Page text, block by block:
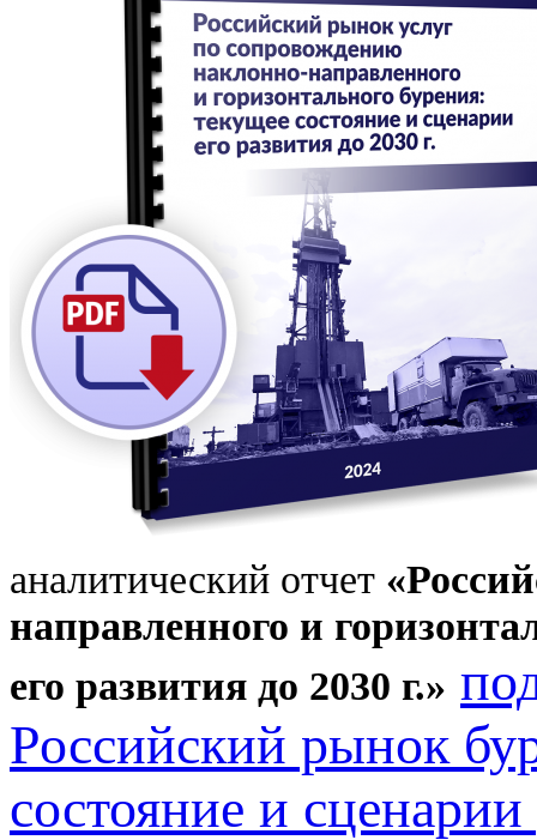
аналитический отчет
направленного и
его развития до 2030 г.»
Российский рынок
состояние и